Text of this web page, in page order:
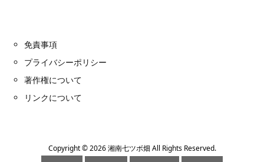
免責事項
プライバシーポリシー
著作権について
リンクについて
Copyright ©2026 湘南七ツボ畑 All Rights Reserved.